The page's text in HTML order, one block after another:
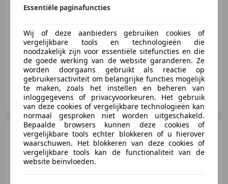
12/2022 39.536 km Elektrisch
150 kW (204 PK)
Hinderks Auto’s
NL-7821 AB EMMEN
Volkswagen ID.3 First 58
kWh | 92,84% SOH | Led | Adap.
Cruise | S
Essentiële paginafuncties
Wij of deze aanbieders gebruiken cookies of
vergelijkbare tools en technologieën die
noodzakelijk zijn voor essentiële sitefuncties en die
de goede werking van de website garanderen. Ze
worden doorgaans gebruikt als reactie op
gebruikersactiviteit om belangrijke functies mogelijk
te maken, zoals het instellen en beheren van
inloggegevens of privacyvoorkeuren. Het gebruik
van deze cookies of vergelijkbare technologieën kan
normaal gesproken niet worden uitgeschakeld.
Bepaalde browsers kunnen deze cookies of
vergelijkbare tools echter blokkeren of u hierover
waarschuwen. Het blokkeren van deze cookies of
vergelijkbare tools kan de functionaliteit van de
website beïnvloeden.